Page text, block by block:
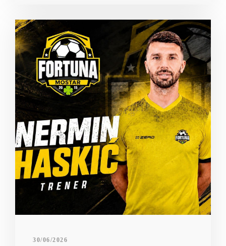
30/06/2026